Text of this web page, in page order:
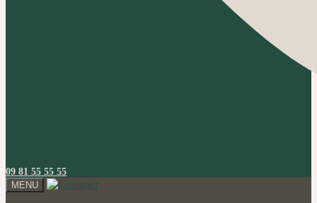
09 81 55 55 55
MENU